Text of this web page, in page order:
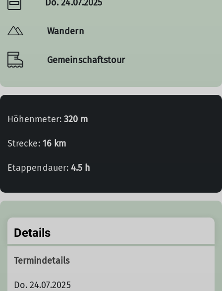
Do. 24.07.2025
Wandern
Gemeinschaftstour
Höhenmeter: 320 m
Strecke: 16 km
Etappendauer:4.5 h
Details
Termindetails
Do. 24.07.2025